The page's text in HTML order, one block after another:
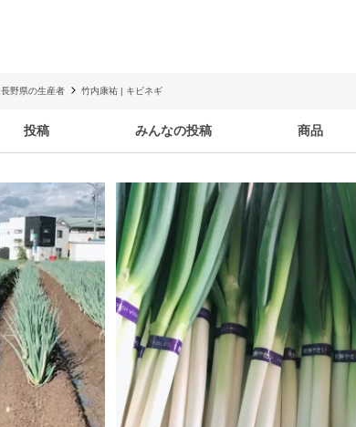
長野県の生産者 竹内康祐 | キビネギ
投稿 みんなの投稿 商品